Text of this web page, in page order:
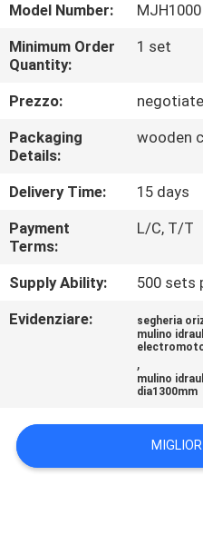
CONTROLLO
DI
QUALITÀ
CONTATTICI
NOTIZIE
RICHIEDA
UNA
CITAZIONE
SITO
Model Number:
MJH1000
Minimum Order
Quantity:
1 set
Prezzo:
Packaging
Details:
wooden
Delivery Time:
15 days
Payment
Terms:
L/C, T/T
Supply Ability:
500 sets
Evidenziare:
segheria
mulino
,
mulino
dia1300mm